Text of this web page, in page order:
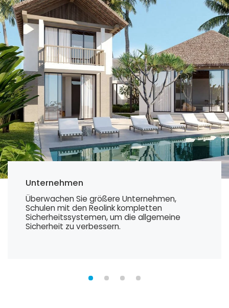
Unternehmen
Überwachen Sie größere Unternehmen,
Schulen mit den Reolink kompletten
Sicherheitssystemen, um die allgemeine
Sicherheit zu verbessern.